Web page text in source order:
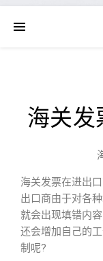
海关发
海关发票在进出
出口商由于对各
就会出现填错内
还会增加自己的
制呢?